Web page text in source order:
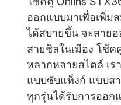
ออกแบบมาเพื่อเพิ่
ได้สบายขึ้น จะสาย
สายชิลในเมือง โช้
หลากหลายสไตล์ เร
แบบซับแท็งก์ แบบส
ทุกรุ่นได้รับการออก